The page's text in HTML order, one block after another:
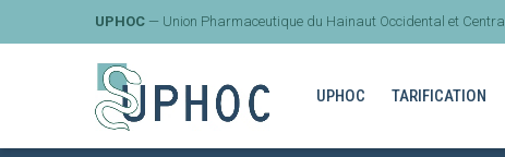
UPHOC — Union Pharmaceutique du Hainaut Occidental et Central
UPHOC TARIFICATION